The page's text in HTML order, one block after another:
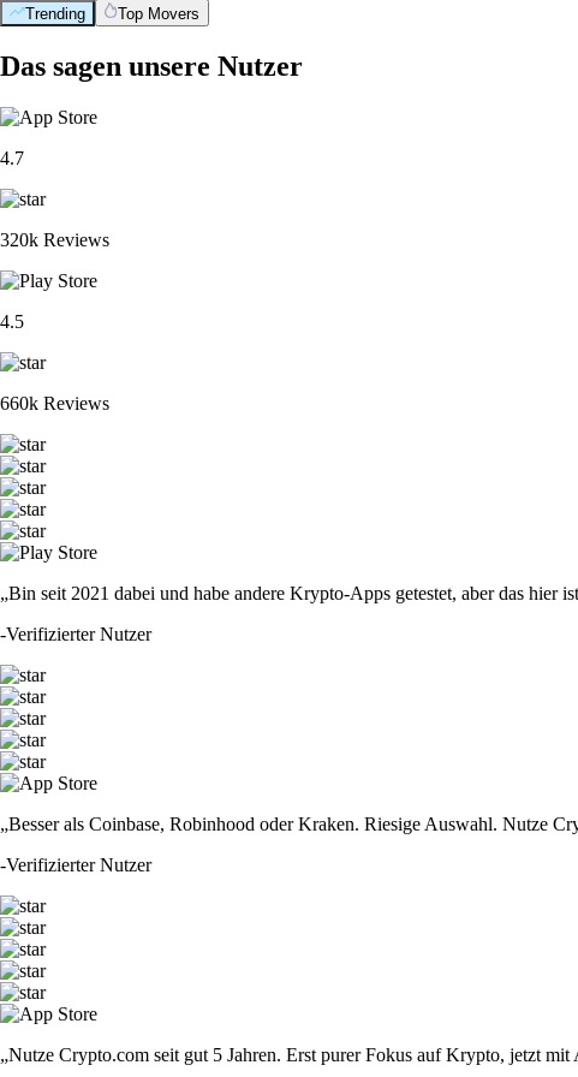
Trending Top Movers
Das sagen unsere Nutzer
4.7
320k Reviews
4.5
660k Reviews
„Bin seit 2021 dabei und habe andere Krypto-Apps getestet, aber das hier
-Verifizierter Nutzer
„Besser als Coinbase, Robinhood oder Kraken. Riesige Auswahl. Nutze
-Verifizierter Nutzer
„Nutze Crypto.com seit gut 5 Jahren. Erst purer Fokus auf Krypto, jetzt